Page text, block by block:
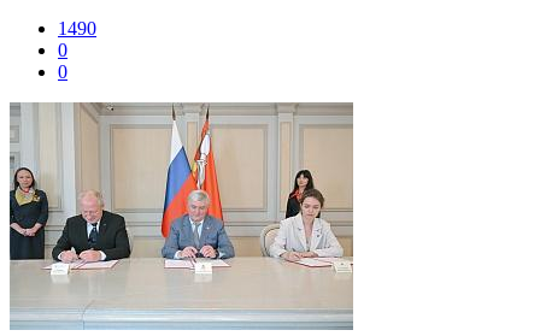
1490
0
0